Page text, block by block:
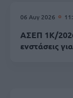
06 Αυγ 2026
ΑΣΕΠ 1Κ/
ενστάσεις